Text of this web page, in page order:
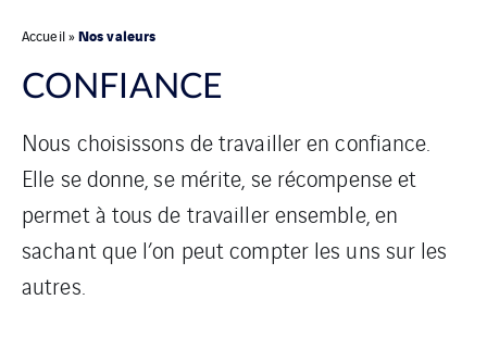
Accueil»Nos valeurs
CONFIANCE
Nous choisissons de travailler en confiance.
Elle se donne, se mérite, se récompense et
permet à tous de travailler ensemble, en
sachant que l’on peut compter les uns sur les
autres.